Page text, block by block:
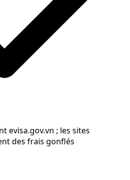
evisa.gov.vn ; les sites
des frais gonflés